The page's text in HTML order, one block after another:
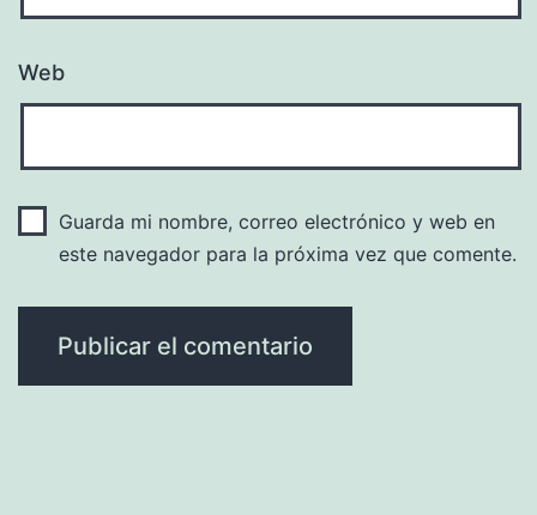
Web
Guarda mi nombre, correo electrónico y web en
este navegador para la próxima vez que comente.